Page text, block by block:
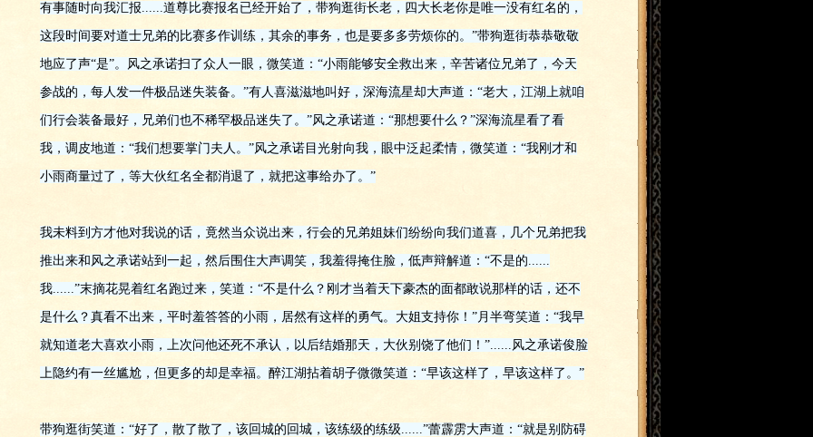
有事随时向我汇报......道尊比赛报名已经开始了，带狗逛街长老，四大长老你是唯一没有红名的，
这段时间要对道士兄弟的比赛多作训练，其余的事务，也是要多多劳烦你的。”带狗逛街恭恭敬敬
地应了声“是”。风之承诺扫了众人一眼，微笑道：“小雨能够安全救出来，辛苦诸位兄弟了，今天
参战的，每人发一件极品迷失装备。”有人喜滋滋地叫好，深海流星却大声道：“老大，江湖上就咱
们行会装备最好，兄弟们也不稀罕极品迷失了。”风之承诺道：“那想要什么？”深海流星看了看
我，调皮地道：“我们想要掌门夫人。”风之承诺目光射向我，眼中泛起柔情，微笑道：“我刚才和
小雨商量过了，等大伙红名全都消退了，就把这事给办了。”
我未料到方才他对我说的话，竟然当众说出来，行会的兄弟姐妹们纷纷向我们道喜，几个兄弟把我
推出来和风之承诺站到一起，然后围住大声调笑，我羞得掩住脸，低声辩解道：“不是的......
我......”末摘花晃着红名跑过来，笑道：“不是什么？刚才当着天下豪杰的面都敢说那样的话，还不
是什么？真看不出来，平时羞答答的小雨，居然有这样的勇气。大姐支持你！”月半弯笑道：“我早
就知道老大喜欢小雨，上次问他还死不承认，以后结婚那天，大伙别饶了他们！”......风之承诺俊脸
上隐约有一丝尴尬，但更多的却是幸福。醉江湖拈着胡子微微笑道：“早该这样了，早该这样了。”
带狗逛街笑道：“好了，散了散了，该回城的回城，该练级的练级......”蕾霹雳大声道：“就是别防碍